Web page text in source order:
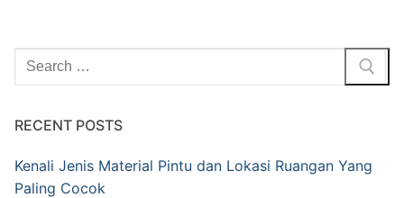
RECENT POSTS
Kenali Jenis Material Pintu dan Lokasi Ruangan Yang
Paling Cocok